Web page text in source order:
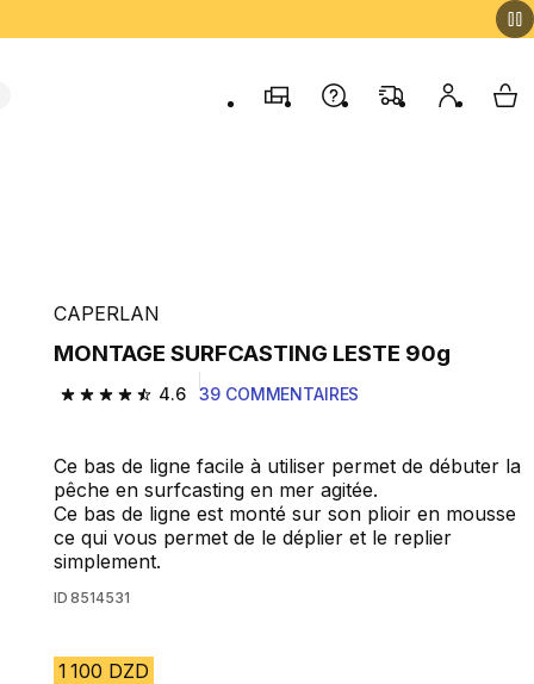
MagasinsContactez-nous
FAQ Mon My
CAPERLAN
MONTAGE SURFCASTING LESTE 90g
4.6
4.6 out of 5 stars from 39 reviews
39 COMMENTAIRES
Ce bas de ligne facile à utiliser permet de débuter la
pêche en surfcasting en mer agitée.
Ce bas de ligne est monté sur son plioir en mousse
ce qui vous permet de le déplier et le replier
simplement.
ID 8514531
1 100 DZD